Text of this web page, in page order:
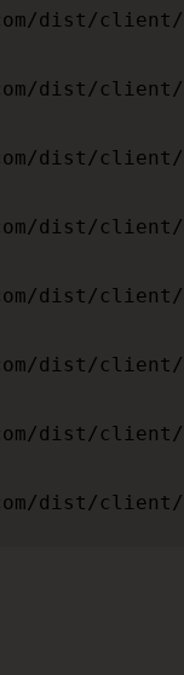
dist/
dist/
dist/
dist/
dist/
dist/
dist/
dist/